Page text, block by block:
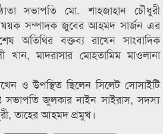
সভাপতি মো. শাহজাহান চৌধুরী
সম্পাদক জুবের আহমদ সার্জন এর
অতিথির বক্তব্য রাখেন সাংবাদিক
মাদরাসার মোহতামিম মাওলানা
ও উপস্থিত ছিলেন সিলেট সোসাইটি
সভাপতি জুলকার নাইন সাইরাস, সদস্য
তাহের আহমদ প্রমুখ।